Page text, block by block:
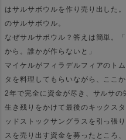
はサルサボウルを作り売り出した
のサルサボウル。
なぜサルサボウル？答えは簡単。
から。誰かが作らないと」
マイケルがフィラデルフィアのト
タを料理してもらいながら、ここ
2年で完全に資金が尽き、サルサの
生き残りをかけて最後のキックス
ッドストックサングラスを引っ張
スを売り出す資金を募ったところ